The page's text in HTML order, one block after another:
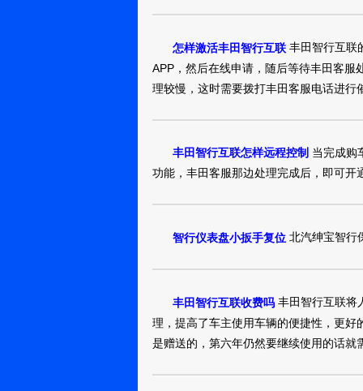
怎样激活丰田智行互联 丰田智行互联
APP，然后在线申请，随后等待丰田客
理较慢，这时需要拨打丰田客服电话进行
丰田智行互联怎样远程控制 当完成购
功能，丰田客服那边处理完成后，即可
智行仪表盘小扳手复位 北汽绅宝智行
丰田智行互联收费吗 丰田智行互联将
理，提高了车主使用车辆的便捷性，更
是赠送的，第六年仍然要继续使用的话就